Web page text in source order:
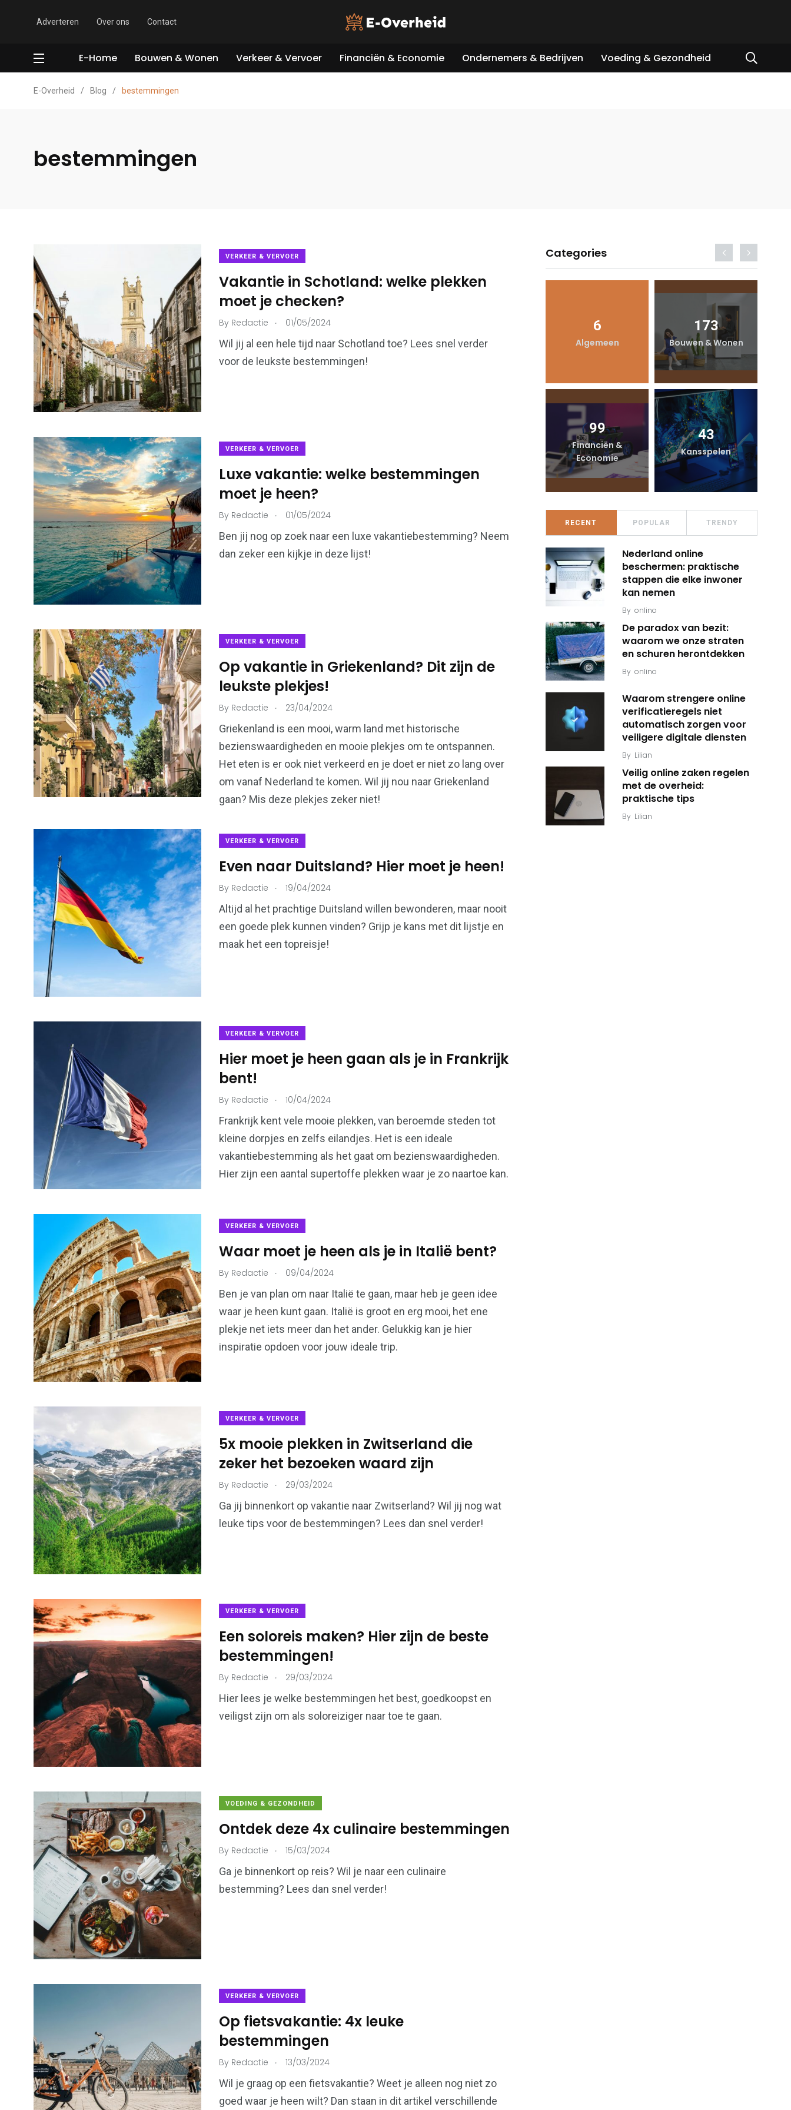
Adverteren Over ons Contact
E-Home Bouwen & Wonen Verkeer & Vervoer Financiën & Economie Ondernemers & Bedrijven Voeding & Gezondheid
E-Overheid / Blog / bestemmingen
bestemmingen
VERKEER & VERVOER
Vakantie in Schotland: welke plekken
moet je checken?
By Redactie . 01/05/2024
Wil jij al een hele tijd naar Schotland toe? Lees snel verder
voor de leukste bestemmingen!
VERKEER & VERVOER
Luxe vakantie: welke bestemmingen
moet je heen?
By Redactie . 01/05/2024
Ben jij nog op zoek naar een luxe vakantiebestemming? Neem
dan zeker een kijkje in deze lijst!
VERKEER & VERVOER
Op vakantie in Griekenland? Dit zijn de
leukste plekjes!
By Redactie . 23/04/2024
Griekenland is een mooi, warm land met historische
bezienswaardigheden en mooie plekjes om te ontspannen.
Het eten is er ook niet verkeerd en je doet er niet zo lang over
om vanaf Nederland te komen. Wil jij nou naar Griekenland
gaan? Mis deze plekjes zeker niet!
VERKEER & VERVOER
Even naar Duitsland? Hier moet je heen!
By Redactie . 19/04/2024
Altijd al het prachtige Duitsland willen bewonderen, maar nooit
een goede plek kunnen vinden? Grijp je kans met dit lijstje en
maak het een topreisje!
VERKEER & VERVOER
Hier moet je heen gaan als je in Frankrijk
bent!
By Redactie . 10/04/2024
Frankrijk kent vele mooie plekken, van beroemde steden tot
kleine dorpjes en zelfs eilandjes. Het is een ideale
vakantiebestemming als het gaat om bezienswaardigheden.
Hier zijn een aantal supertoffe plekken waar je zo naartoe kan.
VERKEER & VERVOER
Waar moet je heen als je in Italië bent?
By Redactie . 09/04/2024
Ben je van plan om naar Italië te gaan, maar heb je geen idee
waar je heen kunt gaan. Italië is groot en erg mooi, het ene
plekje net iets meer dan het ander. Gelukkig kan je hier
inspiratie opdoen voor jouw ideale trip.
VERKEER & VERVOER
5x mooie plekken in Zwitserland die
zeker het bezoeken waard zijn
By Redactie . 29/03/2024
Ga jij binnenkort op vakantie naar Zwitserland? Wil jij nog wat
leuke tips voor de bestemmingen? Lees dan snel verder!
VERKEER & VERVOER
Een soloreis maken? Hier zijn de beste
bestemmingen!
By Redactie . 29/03/2024
Hier lees je welke bestemmingen het best, goedkoopst en
veiligst zijn om als soloreiziger naar toe te gaan.
VOEDING & GEZONDHEID
Ontdek deze 4x culinaire bestemmingen
By Redactie . 15/03/2024
Ga je binnenkort op reis? Wil je naar een culinaire
bestemming? Lees dan snel verder!
VERKEER & VERVOER
Op fietsvakantie: 4x leuke
bestemmingen
By Redactie . 13/03/2024
Wil je graag op een fietsvakantie? Weet je alleen nog niet zo
goed waar je heen wilt? Dan staan in dit artikel verschillende
Categories
6
Algemeen
173
Bouwen & Wonen
Financiën &
Economie
Kansspelen
Bedrijven
Overheid
6
Algemeen
173
Bouwen & Wonen
99
Financiën &
Economie
43
Kansspelen
RECENT POPULAR TRENDY
Nederland online
beschermen: praktische
stappen die elke inwoner
kan nemen
By onlino
De paradox van bezit:
waarom we onze straten
en schuren herontdekken
By onlino
Waarom strengere online
verificatieregels niet
automatisch zorgen voor
veiligere digitale diensten
By Lilian
Veilig online zaken regelen
met de overheid:
praktische tips
By Lilian